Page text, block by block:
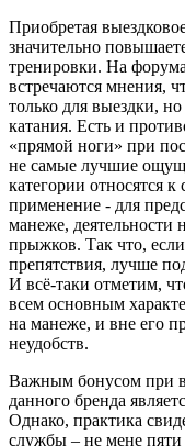
Приобретая
значительно
тренировки. На
встречаются мнения,
только для выездки,
катания. Есть и
«прямой ноги» при
не самые лучшие
категории относятся
применение - для
манеже, деятельности
прыжков. Так что,
препятствия, лучше
И всё-таки отметим,
всем основным
на манеже, и вне его
неудобств.
Важным бонусом при
данного бренда
Однако, практика
службы – не мене пяти